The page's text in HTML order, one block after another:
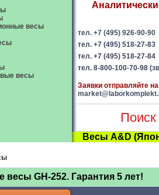
весы
весы
тел. +7 (495) 926-90-90
тел. +7 (495) 518-27-83
тел. +7 (495) 518-27-84
тел. 8-800-100-70-98
Заявки отправляйте
Поиск
Весы A&D
весы GH-252. Гарантия 5 лет!